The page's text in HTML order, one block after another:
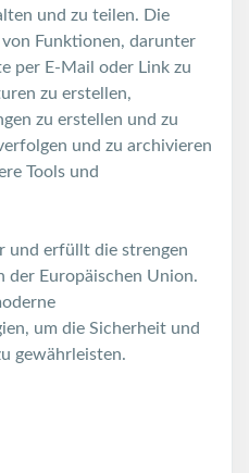
und zu teilen. Die
Funktionen, darunter
per E-Mail oder Link zu
zu erstellen,
zu erstellen und zu
und zu archivieren
Tools und
und erfüllt die strengen
der Europäischen Union.
um die Sicherheit und
gewährleisten.